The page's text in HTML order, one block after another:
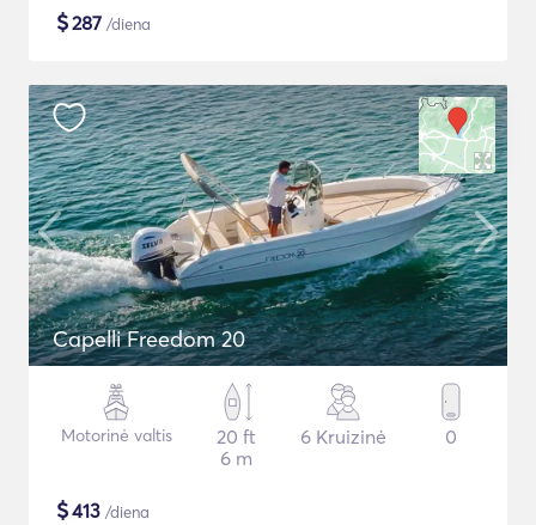
$287 /diena
Capelli Freedom 20
Motorinė valtis
20 ft
6 m
6 Kruizinė 0
$413 /diena